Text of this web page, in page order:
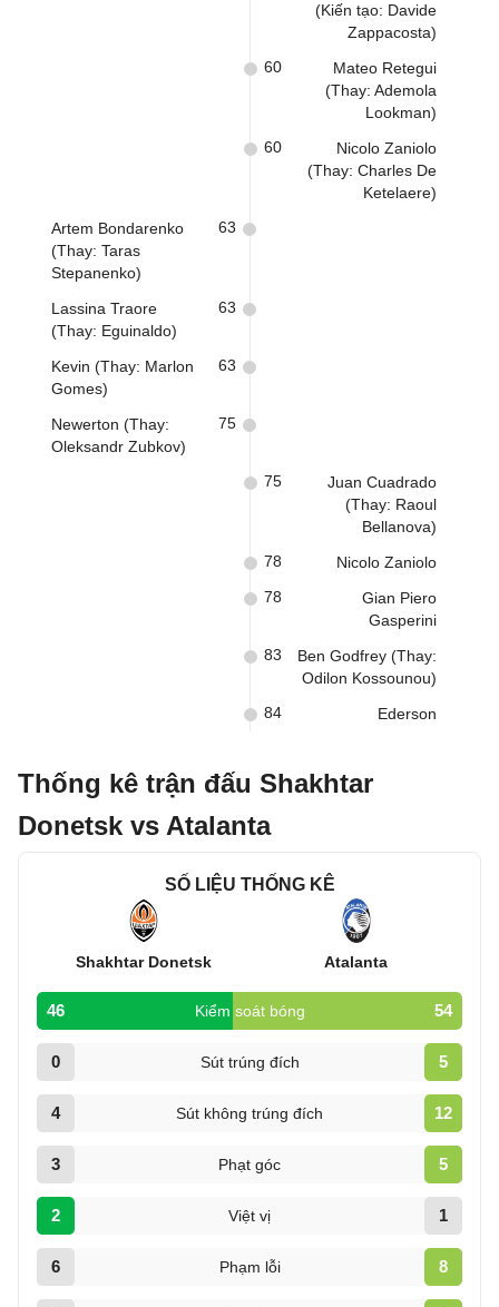
(Kiến tạo: Davide
Zappacosta)
Mateo Retegui
(Thay: Ademola
Lookman)
60
Nicolo Zaniolo
(Thay: Charles De
Ketelaere)
60
Artem Bondarenko
(Thay: Taras
Stepanenko)
63
Lassina Traore
(Thay: Eguinaldo)
63
Kevin (Thay: Marlon
Gomes)
63
Newerton (Thay:
Oleksandr Zubkov)
75
Juan Cuadrado
(Thay: Raoul
Bellanova)
75
Nicolo Zaniolo
78
Gian Piero
Gasperini
78
Ben Godfrey (Thay:
Odilon Kossounou)
83
Ederson
84
Thống kê trận đấu Shakhtar
Donetsk vs Atalanta
SỐ LIỆU THỐNG KÊ
Shakhtar Donetsk Atalanta
46 Kiểm soát bóng 54
0 Sút trúng đích 5
4 Sút không trúng đích 12
3 Phạt góc 5
2 Việt vị 1
6 Phạm lỗi 8